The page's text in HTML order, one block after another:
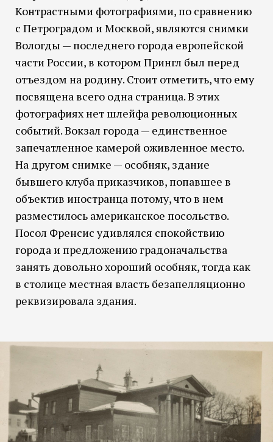
Контрастными фотографиями, по сравнению
с Петроградом и Москвой, являются снимки
Вологды — последнего города европейской
части России, в котором Прингл был перед
отъездом на родину. Стоит отметить, что ему
посвящена всего одна страница. В этих
фотографиях нет шлейфа революционных
событий. Вокзал города — единственное
запечатленное камерой оживленное место.
На другом снимке — особняк, здание
бывшего клуба приказчиков, попавшее в
объектив иностранца потому, что в нем
разместилось американское посольство.
Посол Френсис удивлялся спокойствию
города и предложению градоначальства
занять довольно хороший особняк, тогда как
в столице местная власть безапелляционно
реквизировала здания.